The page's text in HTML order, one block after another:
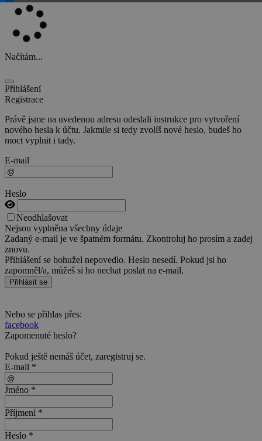
Načítám...
Přihlášení
Registrace
Právě jsme na uvedenou adresu odeslali instrukce pro vytvoření
nového hesla k účtu. Jakmile si tedy zvolíš nové heslo, budeš ho
moct vyplnit i tady.
E-mail
Heslo
Neodhlašovat
Nejsou vyplněna všechny údaje
Zadaný e-mail je ve špatném formátu. Zkontroluj ho prosím a zadej
znovu.
Přihlášení se bohužel nepovedlo. Heslo nesedí. Pokud jsi ho
zapomněl/a, můžeš si ho nechat poslat na e-mail.
Přihlásit se
Nebo se přihlas přes:
facebook
Zapomenuté heslo?
Pokud ještě nemáš účet, zaregistruj se.
E-mail *
Jméno *
Příjmení *
Heslo *